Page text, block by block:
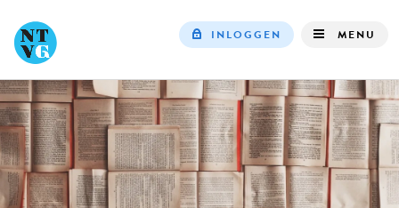
navigation
INLOGGEN MENU